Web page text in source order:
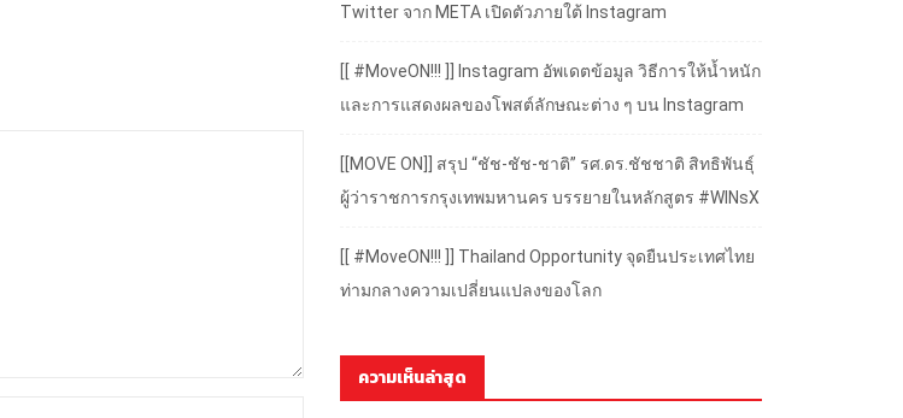
Twitter จาก META เปิดตัวภายใต้ Instagram
[[ #MoveON!!! ]] Instagram อัพเดตข้อมูล วิธีการให้น้ำหนัก
และการแสดงผลของโพสต์ลักษณะต่าง ๆ บน Instagram
[[MOVE ON]] สรุป “ชัช-ชัช-ชาติ” รศ.ดร.ชัชชาติ สิทธิพันธุ์
ผู้ว่าราชการกรุงเทพมหานคร บรรยายในหลักสูตร #WINsX
[[ #MoveON!!! ]] Thailand Opportunity จุดยืนประเทศไทย
ท่ามกลางความเปลี่ยนแปลงของโลก
ความเห็นล่าสุด